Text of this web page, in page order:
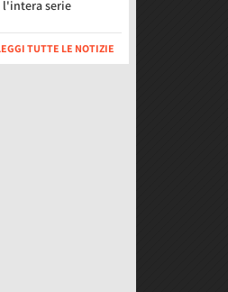
l'intera serie
TUTTE LE NOTIZIE